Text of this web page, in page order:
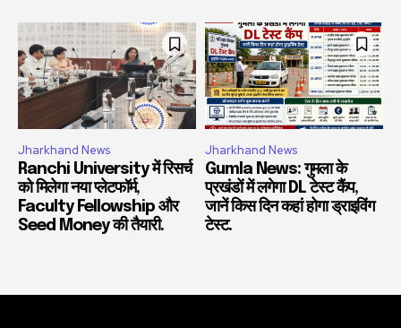
Jharkhand News
Ranchi University में रिसर्च
को मिलेगा नया प्लेटफॉर्म,
Faculty Fellowship और
Seed Money की तैयारी.
Jharkhand News
Gumla News: गुमला के
प्रखंडों में लगेगा DL टेस्ट कैंप,
जानें किस दिन कहां होगा ड्राइविंग
टेस्ट.